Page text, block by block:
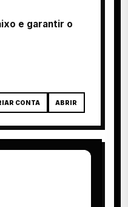
e garantir o
CONTA ABRIR